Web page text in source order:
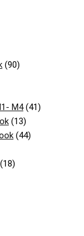
(90)
M4(41)
(13)
(44)
(18)